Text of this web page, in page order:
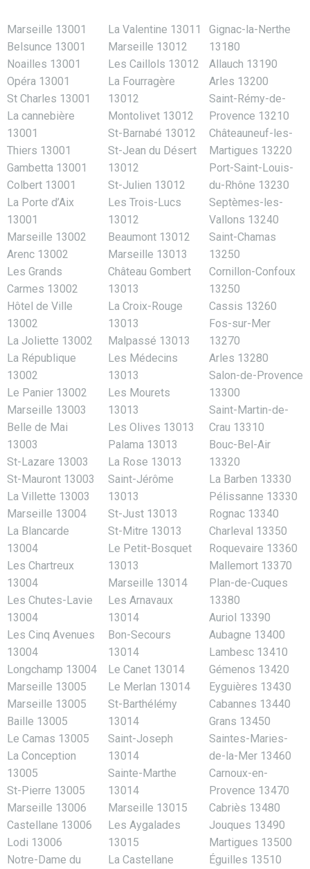
Marseille 13001
Belsunce 13001
Noailles 13001
Opéra 13001
St Charles 13001
La cannebière
13001
Thiers 13001
Gambetta 13001
Colbert 13001
La Porte d’Aix
13001
Marseille 13002
Arenc 13002
Les Grands
Carmes 13002
Hôtel de Ville
13002
La Joliette 13002
La République
13002
Le Panier 13002
Marseille 13003
Belle de Mai
13003
St-Lazare 13003
St-Mauront 13003
La Villette 13003
Marseille 13004
La Blancarde
13004
Les Chartreux
13004
Les Chutes-Lavie
13004
Les Cinq Avenues
13004
Longchamp 13004
Marseille 13005
Marseille 13005
Baille 13005
Le Camas 13005
La Conception
13005
St-Pierre 13005
Marseille 13006
Castellane 13006
Lodi 13006
Notre-Dame du
La Valentine 13011
Marseille 13012
Les Caillols 13012
La Fourragère
13012
Montolivet 13012
St-Barnabé 13012
St-Jean du Désert
13012
St-Julien 13012
Les Trois-Lucs
13012
Beaumont 13012
Marseille 13013
Château Gombert
13013
La Croix-Rouge
13013
Malpassé 13013
Les Médecins
13013
Les Mourets
13013
Les Olives 13013
Palama 13013
La Rose 13013
Saint-Jérôme
13013
St-Just 13013
St-Mitre 13013
Le Petit-Bosquet
13013
Marseille 13014
Les Arnavaux
13014
Bon-Secours
13014
Le Canet 13014
Le Merlan 13014
St-Barthélémy
13014
Saint-Joseph
13014
Sainte-Marthe
13014
Marseille 13015
Les Aygalades
13015
La Castellane
Gignac-la-Nerthe
13180
Allauch 13190
Arles 13200
Saint-Rémy-de-
Provence 13210
Châteauneuf-les-
Martigues 13220
Port-Saint-Louis-
du-Rhône 13230
Septèmes-les-
Vallons 13240
Saint-Chamas
13250
Cornillon-Confoux
13250
Cassis 13260
Fos-sur-Mer
13270
Arles 13280
Salon-de-Provence
13300
Saint-Martin-de-
Crau 13310
Bouc-Bel-Air
13320
La Barben 13330
Pélissanne 13330
Rognac 13340
Charleval 13350
Roquevaire 13360
Mallemort 13370
Plan-de-Cuques
13380
Auriol 13390
Aubagne 13400
Lambesc 13410
Gémenos 13420
Eyguières 13430
Cabannes 13440
Grans 13450
Saintes-Maries-
de-la-Mer 13460
Carnoux-en-
Provence 13470
Cabriès 13480
Jouques 13490
Martigues 13500
Éguilles 13510